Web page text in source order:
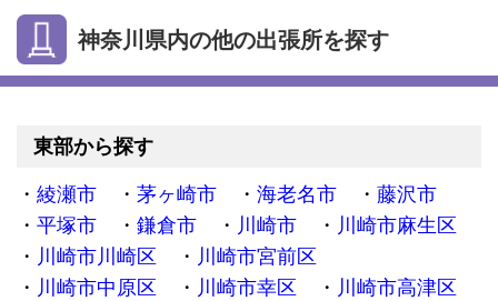
神奈川県内の他の出張所を探す
東部から探す
綾瀬市 茅ヶ崎市 海老名市
藤沢市
平塚市
鎌倉市 川崎市
川崎市麻生区
川崎市川崎区
川崎市宮前区
川崎市中原区
川崎市幸区
川崎市高津区